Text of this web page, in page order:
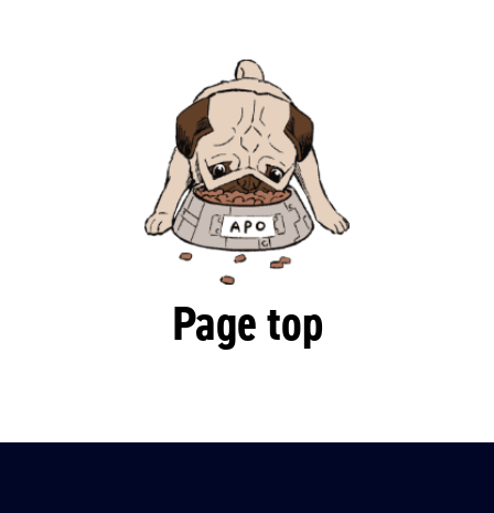
Page top